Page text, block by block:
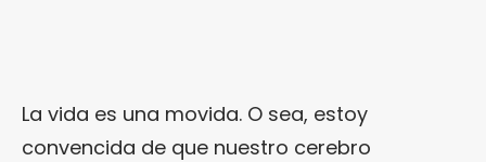
La vida es una movida. O sea, estoy
convencida de que nuestro cerebro